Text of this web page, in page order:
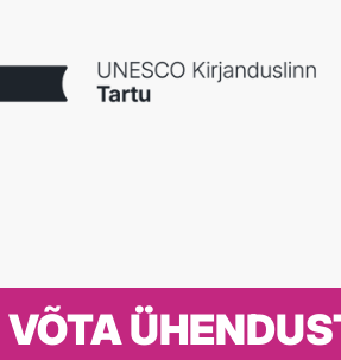
VÕTA